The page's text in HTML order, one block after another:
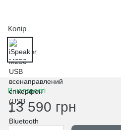
Колір
В наявності
13 590 грн